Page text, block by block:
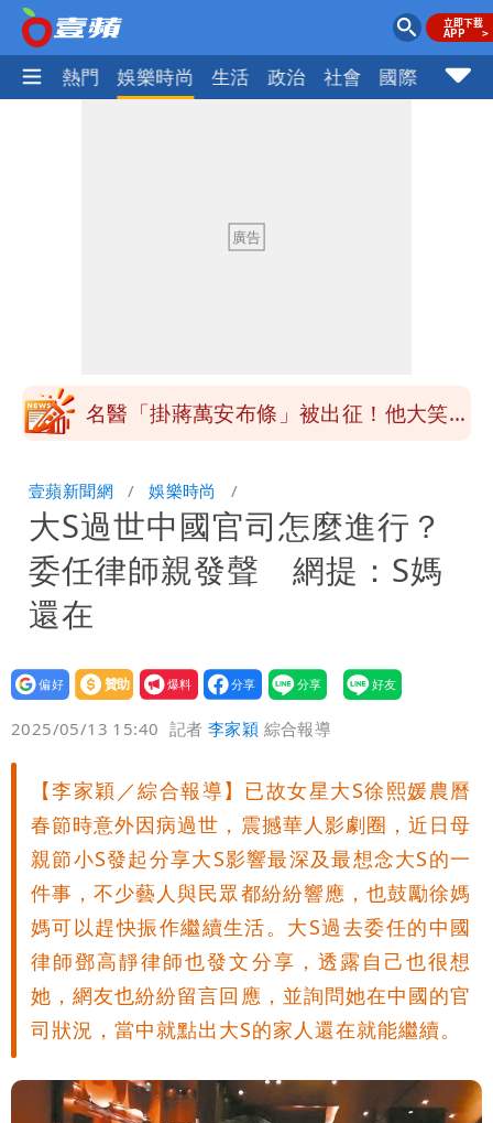
焦點 熱門 娛樂時尚 生活 政治 社會 國際 財經
楊千霈一打二帶女兒出國 崩潰哭得極狼
「海豚跳」
名醫「掛蔣萬安布條」被出征！他大笑：
笑：真的很會
白海豚大亂！航空66架次取消、船班39
航次停航
姜厚任不信嫩女友「辣手摧花」 創演藝
工會最遺憾1事
白海豚勾到「台灣陸地」了！雙眼牆旋
繞 路徑擺盪
特斯拉衝夜市…猛撞12車！民眾嚇「賓士
救好幾條人命」
他揭日本捐AZ疫苗秘辛「專為台生
產」：終還陳時中清白
白海豚「大轉彎」機率非常小！明強度有
變化
楊千霈一打二帶女兒出國 崩潰哭得極狼
狽
壹蘋新聞網 娛樂時尚
大S過世中國官司怎麼進行？
委任律師親發聲 網提：S媽
還在
設為
贊助
我要
爆料
2025/05/13 15:40 記者李家穎 綜合報導
【李家穎／綜合報導】已故女星大S徐熙媛農曆
春節時意外因病過世，震撼華人影劇圈，近日母
親節小S發起分享大S影響最深及最想念大S的一
件事，不少藝人與民眾都紛紛響應，也鼓勵徐媽
媽可以趕快振作繼續生活。大S過去委任的中國
律師鄧高靜律師也發文分享，透露自己也很想
她，網友也紛紛留言回應，並詢問她在中國的官
司狀況，當中就點出大S的家人還在就能繼續。